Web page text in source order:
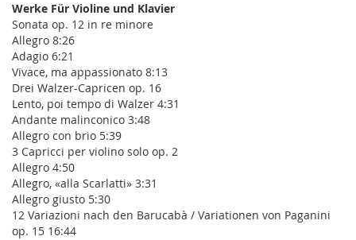
Werke Für Violine und Klavier
Sonata op. 12 in re minore
Allegro 8:26
Adagio 6:21
Vivace, ma appassionato 8:13
Drei Walzer-Capricen op. 16
Lento, poi tempo di Walzer 4:31
Andante malinconico 3:48
Allegro con brio 5:39
3 Capricci per violino solo op. 2
Allegro 4:50
Allegro, «alla Scarlatti» 3:31
Allegro giusto 5:30
12 Variazioni nach den Barucabà / Variationen von Paganini
op. 15 16:44